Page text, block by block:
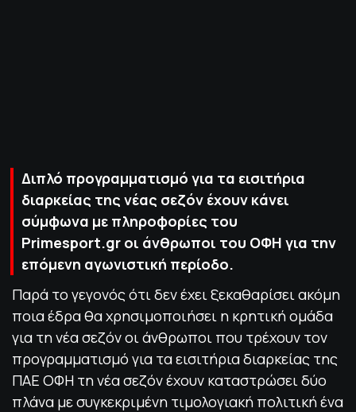
Διπλό προγραμματισμό για τα εισιτήρια
διαρκείας της νέας σεζόν έχουν κάνει
σύμφωνα με πληροφορίες του
Primesport.gr οι άνθρωποι του ΟΦΗ για την
επόμενη αγωνιστική περίοδο.
Παρά το γεγονός ότι δεν έχει ξεκαθαρίσει ακόμη
ποια έδρα θα χρησιμοποιήσει η κρητική ομάδα
για τη νέα σεζόν οι άνθρωποι που τρέχουν τον
προγραμματισμό για τα εισιτήρια διαρκείας της
ΠΑΕ ΟΦΗ τη νέα σεζόν έχουν καταστρώσει δύο
πλάνα με συγκεκριμένη τιμολογιακή πολιτική ένα